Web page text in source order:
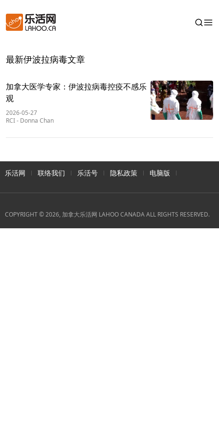
最新伊波拉病毒文章
加拿大医学专家：伊波拉病毒控疫不感乐
观
2026-05-27
RCI- Donna Chan
乐活网 联络我们 乐活号 隐私政策 电脑版
COPYRIGHT © 2026, 加拿大乐活网 LAHOO CANADA ALL RIGHTS RESERVED.